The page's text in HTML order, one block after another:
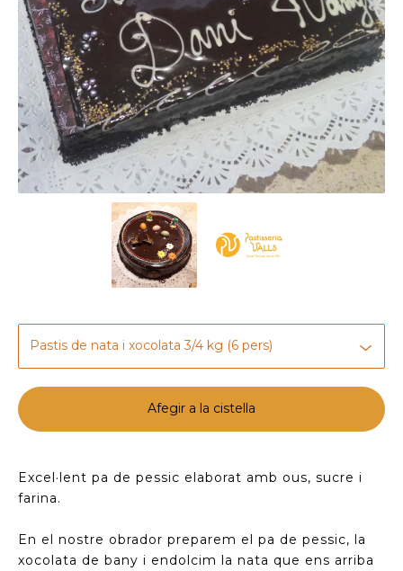
Afegir a la cistella
Excel·lent pa de pessic elaborat amb ous, sucre i
farina.
En el nostre obrador preparem el pa de pessic, la
xocolata de bany i endolcim la nata que ens arriba